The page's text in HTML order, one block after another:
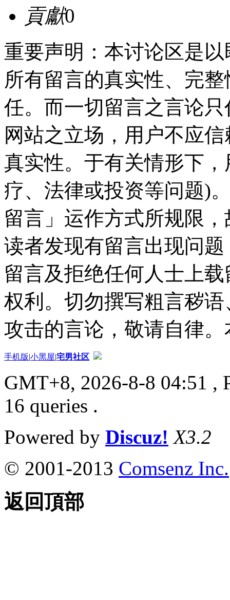
貢獻0
重要声明：本讨论区是
所有留言的真实性、完
任。而一切留言之言论
网站之立场，用户不应
真实性。于有关情形下
疗、法律或投资等问题)
留言」运作方式所规限
读者发现有留言出现问
留言及拒绝任何人士上
权利。切勿撰写粗言秽
攻击的言论，敬请自律
手机版|小黑屋|宅男社区
GMT+8, 2026-8-8 04:51 ,
16 queries .
Powered by Discuz! X3.2
© 2001-2013 Comsenz Inc.
返回頂部